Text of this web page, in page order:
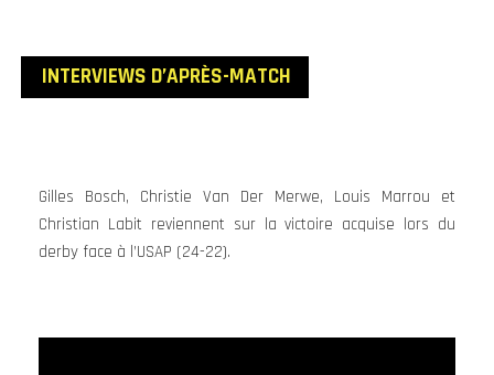
INTERVIEWS D’APRÈS-MATCH
Gilles Bosch, Christie Van Der Merwe, Louis Marrou et
Christian Labit reviennent sur la victoire acquise lors du
derby face à l’USAP (24-22).